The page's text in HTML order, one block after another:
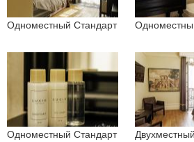
Одноместный Стандарт
Одноместный Стандарт